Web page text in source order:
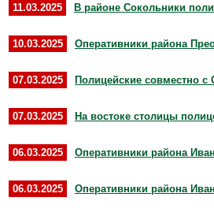
11.03.2025 В районе Сокольники
10.03.2025 Оперативники района
07.03.2025 Полицейские совместно
07.03.2025 На востоке столицы
06.03.2025 Оперативники района
06.03.2025 Оперативники района